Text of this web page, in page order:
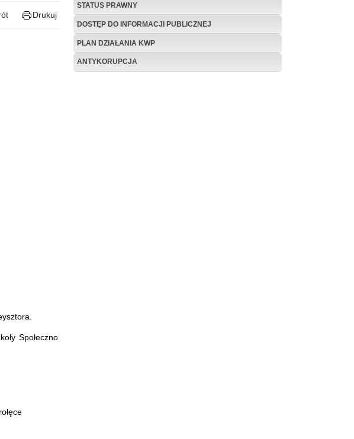
STATUS PRAWNY
DOSTĘP DO INFORMACJI PUBLICZNEJ
PLAN DZIAŁANIA KWP
ANTYKORUPCJA
Drukuj
Społeczno